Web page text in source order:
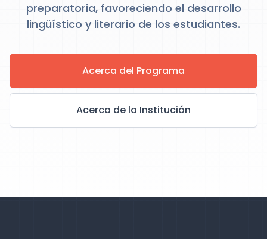
preparatoria, favoreciendo el desarrollo
lingüístico y literario de los estudiantes.
Acerca del Programa
Acerca de la Institución